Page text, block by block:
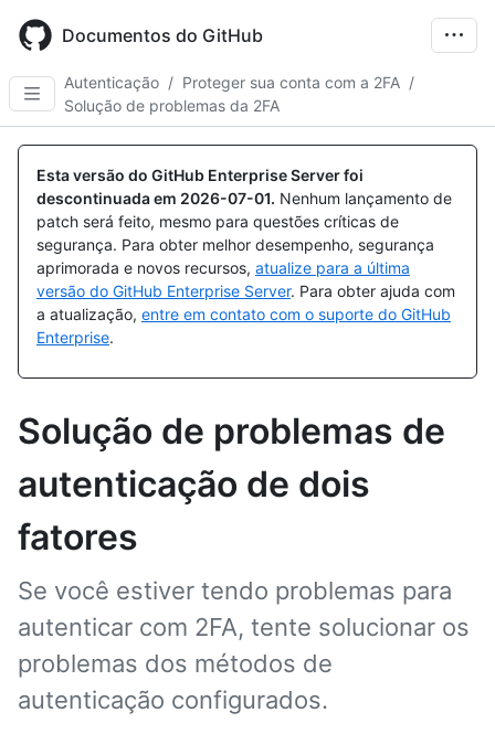
main
content
Documentos do GitHub
Autenticação / Proteger sua conta com a 2FA /
Solução de problemas da 2FA
Esta versão do GitHub Enterprise Server foi
descontinuada em 2026-07-01. Nenhum lançamento de
patch será feito, mesmo para questões críticas de
segurança. Para obter melhor desempenho, segurança
aprimorada e novos recursos, atualize para a última
versão do GitHub Enterprise Server. Para obter ajuda com
a atualização, entre em contato com o suporte do GitHub
Enterprise.
Solução de problemas de
autenticação de dois
fatores
Se você estiver tendo problemas para
autenticar com 2FA, tente solucionar os
problemas dos métodos de
autenticação configurados.